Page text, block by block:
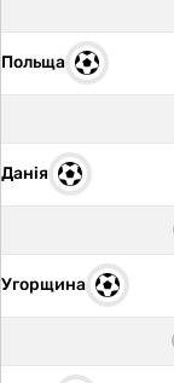
Польща
Данія
Угорщина